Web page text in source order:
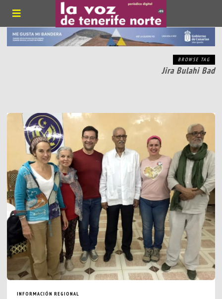
BROWSE TAG
Jira Bulahi Bad
INFORMACIÓN REGIONAL